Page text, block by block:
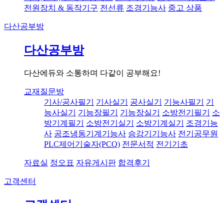
전원장치 & 동작기구 전선류 조경기능사 중고 상품
다산공부방
다산공부방
다산에듀와 소통하며 다같이 공부해요!
교재질문방
기사/공사필기
기사실기 공사실기 기능사필기
기
능사실기
기능장필기 기능장실기 소방전기필기
소
방기계필기
소방전기실기 소방기계실기
조경기능
사 공조냉동기계기능사 승강기기능사 전기공무원
PLC제어기술자(PCQ) 전문서적 전기기초
자료실 정오표 자유게시판 합격후기
고객센터